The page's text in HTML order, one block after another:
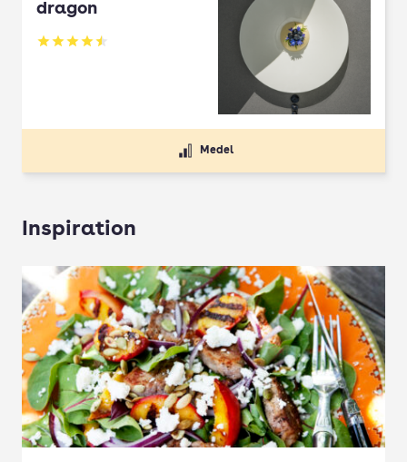
dragon
Betyg: 4.5 av 5
Medel
Inspiration